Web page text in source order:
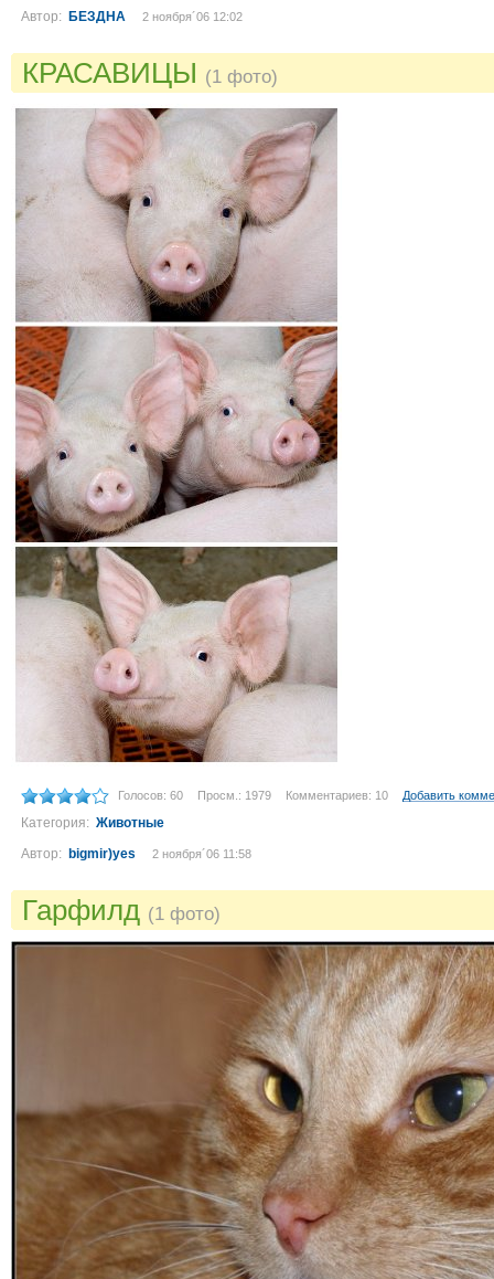
Автор: БЕЗДНА 2 ноября´06 12:02
КРАСАВИЦЫ (1 фото)
Голосов: 60 Просм.: 1979 Комментариев: 10 Добавить
Категория: Животные
Автор: bigmir)yes 2 ноября´06 11:58
Гарфилд (1 фото)